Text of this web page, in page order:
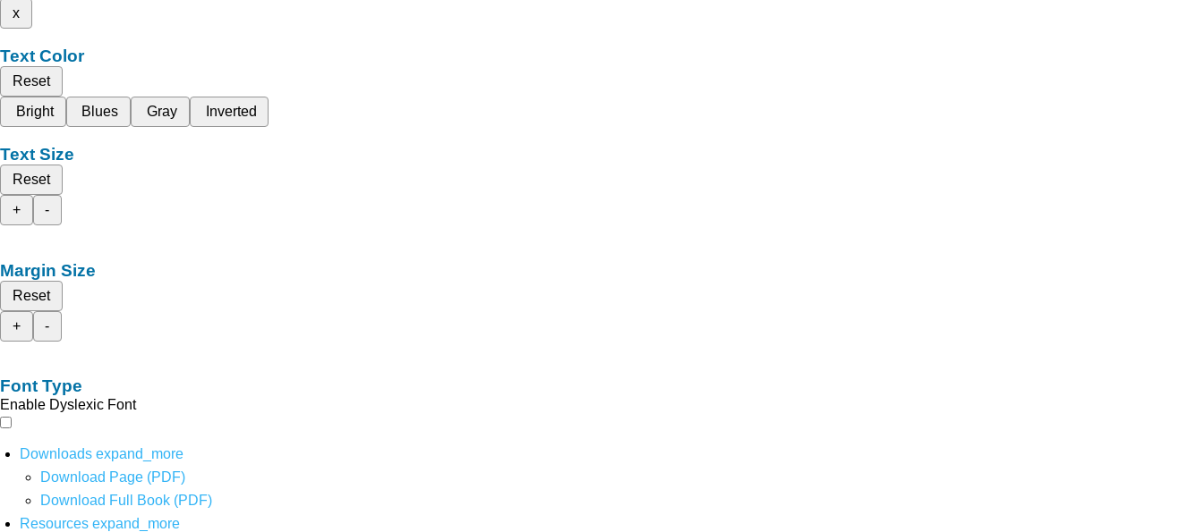
x
Text Color
Reset
Bright
Blues Gray Inverted
Text Size
Reset
+
-
Margin Size
Reset
+
-
Font Type
Enable Dyslexic Font
Downloads expand_more
Download Page (PDF)
Download Full Book (PDF)
Resources expand_more